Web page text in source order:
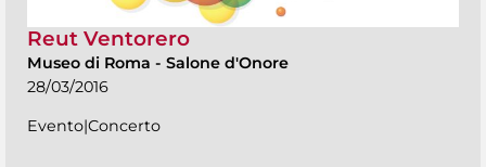
Reut Ventorero
Museo di Roma - Salone d'Onore
28/03/2016
Evento|Concerto